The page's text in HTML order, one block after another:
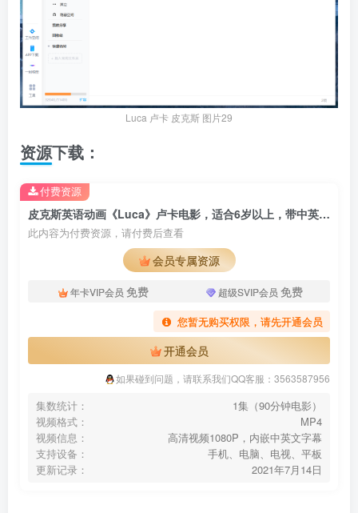
Luca 卢卡 皮克斯 图片29
资源下载：
皮克斯英语动画《Luca》卢卡电影，适合6岁以上，带中英文字幕，百度云网盘下载
此内容为付费资源，请付费后查看
会员专属资源
年卡VIP会员 免费 超级SVIP会员 免费
您暂无购买权限，请先开通会员
开通会员
如果碰到问题，请联系我们QQ客服：3563587956
集数统计：
1集（90分钟电影）
视频格式：
MP4
视频信息：
高清视频1080P，内嵌中英文字幕
支持设备：
手机、电脑、电视、平板
更新记录：
2021年7月14日
付费资源